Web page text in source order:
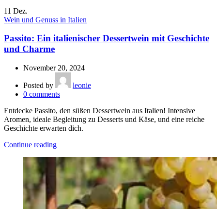
11 Dez.
Wein und Genuss in Italien
Passito: Ein italienischer Dessertwein mit Geschichte
und Charme
November 20, 2024
Posted by
leonie
0 comments
Entdecke Passito, den süßen Dessertwein aus Italien! Intensive
Aromen, ideale Begleitung zu Desserts und Käse, und eine reiche
Geschichte erwarten dich.
Continue reading